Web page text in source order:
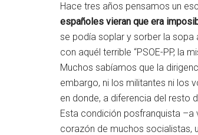
Hace tres años pensamos un
españoles vieran que era
se podía soplar y sorber la sopa
con aquél terrible “PSOE-PP, la
Muchos sabíamos que la
embargo, ni los militantes ni los
en donde, a diferencia del resto
Esta condición posfranquista –a
corazón de muchos socialistas,